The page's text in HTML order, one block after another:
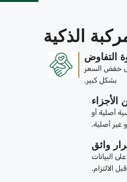
الذكية
التفاوض
خفض السعر
بشكل كبير.
الأجزاء
أصلية أو
غير أصلية.
واثق
البيانات
قبل الالتزام.